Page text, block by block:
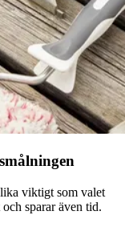
viktigt som valet
sparar även tid.